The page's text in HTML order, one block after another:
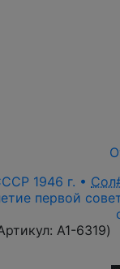
1946 г. •
первой
A1-6319)